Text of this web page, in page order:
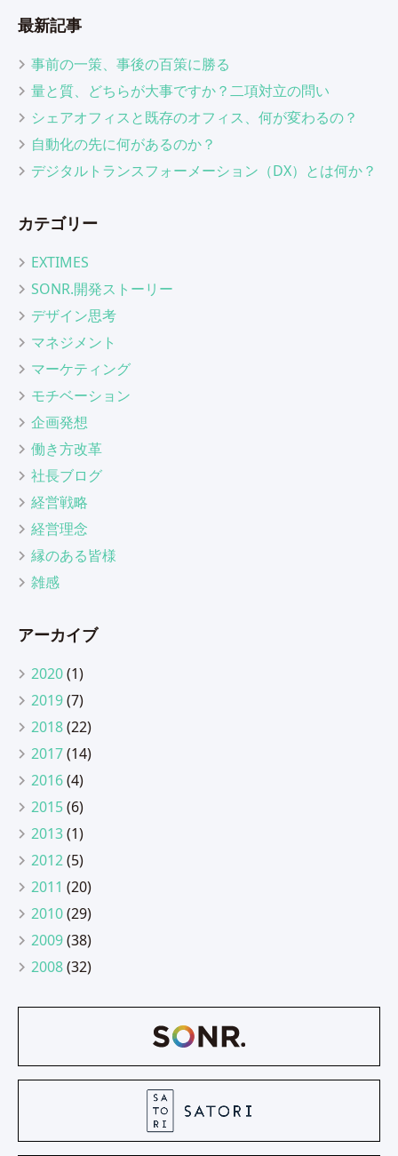
最新記事
事前の一策、事後の百策に勝る
量と質、どちらが大事ですか？二項対立の問い
シェアオフィスと既存のオフィス、何が変わるの？
自動化の先に何があるのか？
デジタルトランスフォーメーション（DX）とは何か？
カテゴリー
EXTIMES
SONR.開発ストーリー
デザイン思考
マネジメント
マーケティング
モチベーション
企画発想
働き方改革
社長ブログ
経営戦略
経営理念
縁のある皆様
雑感
アーカイブ
2020(1)
2019(7)
2018(22)
2017(14)
2016(4)
2015(6)
2013(1)
2012(5)
2011 (20)
2010(29)
2009(38)
2008(32)